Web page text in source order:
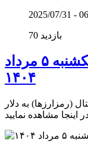
2025/07/31 -
70 بازدید
قیمت ارز‌های دیجیتال امروز یکشنبه ۵ مرداد
۱۴۰۴
(رمزارزها) به دلار